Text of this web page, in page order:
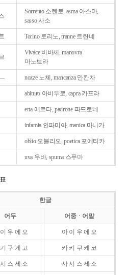
Sorrento 소렌토, asma 아스마,
sasso 사소
Torino 토리노, tranne 트란네
Vivace 비바체, manovra
마노브라
nozze 노체, mancanza 만칸차
abituro 아비투로, capra 카프라
erta 에르타, padrone 파드로네
infamia 인파미아, manica 마니카
oblio 오블리오, poetica 포에티카
uva 우바, spuma 스푸마
한글
어두 어중ㆍ어말
우 에 오 아 이 우 에 오
구 게 고 카 키 쿠 케 코
스 세 소 사 시 스 세 소